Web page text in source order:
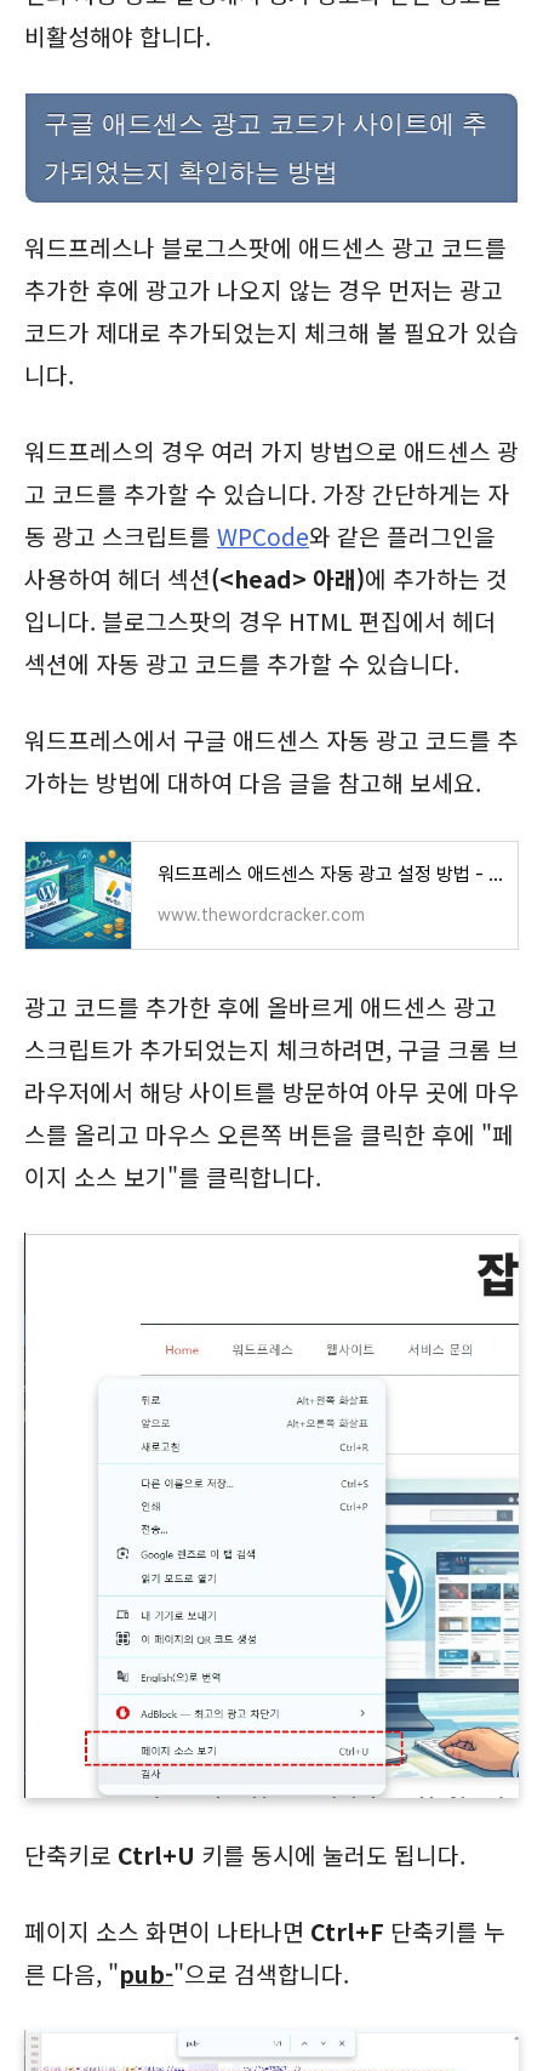
비활성해야 합니다.
구글 애드센스 광고 코드가 사이트에 추
가되었는지 확인하는 방법
워드프레스나 블로그스팟에 애드센스 광고 코드를
추가한 후에 광고가 나오지 않는 경우 먼저는 광고
코드가 제대로 추가되었는지 체크해 볼 필요가 있습
니다.
워드프레스의 경우 여러 가지 방법으로 애드센스 광
고 코드를 추가할 수 있습니다. 가장 간단하게는 자
동 광고 스크립트를 WPCode와 같은 플러그인을
사용하여 헤더 섹션(<head> 아래)에 추가하는 것
입니다. 블로그스팟의 경우 HTML 편집에서 헤더
섹션에 자동 광고 코드를 추가할 수 있습니다.
워드프레스에서 구글 애드센스 자동 광고 코드를 추
가하는 방법에 대하여 다음 글을 참고해 보세요.
워드프레스 애드센스 자동 광고 설정 방법 - 워드프레스 정보꾸러미
www.thewordcracker.com
광고 코드를 추가한 후에 올바르게 애드센스 광고
스크립트가 추가되었는지 체크하려면, 구글 크롬 브
라우저에서 해당 사이트를 방문하여 아무 곳에 마우
스를 올리고 마우스 오른쪽 버튼을 클릭한 후에 "페
이지 소스 보기"를 클릭합니다.
단축키로 Ctrl+U 키를 동시에 눌러도 됩니다.
페이지 소스 화면이 나타나면 Ctrl+F 단축키를 누
른 다음, "pub-"으로 검색합니다.